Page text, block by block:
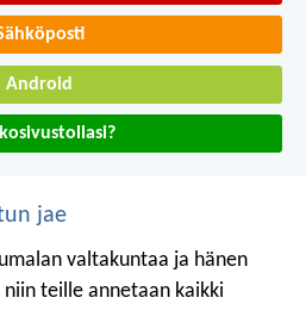
Android
jae
valtakuntaa ja hänen
teille annetaan kaikki